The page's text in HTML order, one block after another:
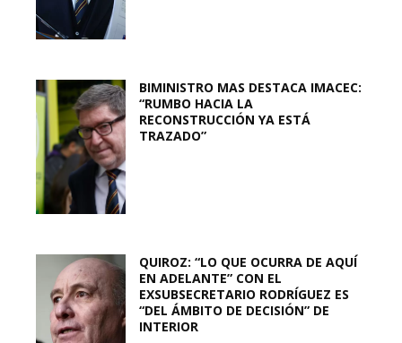
BIMINISTRO MAS DESTACA IMACEC:
“RUMBO HACIA LA
RECONSTRUCCIÓN YA ESTÁ
TRAZADO”
QUIROZ: “LO QUE OCURRA DE AQUÍ
EN ADELANTE” CON EL
EXSUBSECRETARIO RODRÍGUEZ ES
“DEL ÁMBITO DE DECISIÓN” DE
INTERIOR